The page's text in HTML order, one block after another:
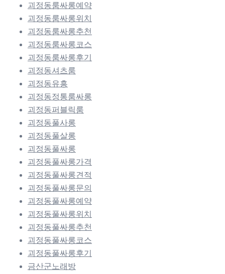
괴정동룸싸롱예약
괴정동룸싸롱위치
괴정동룸싸롱추천
괴정동룸싸롱코스
괴정동룸싸롱후기
괴정동셔츠룸
괴정동유흥
괴정동정통룸싸롱
괴정동퍼블릭룸
괴정동풀사롱
괴정동풀살롱
괴정동풀싸롱
괴정동풀싸롱가격
괴정동풀싸롱견적
괴정동풀싸롱문의
괴정동풀싸롱예약
괴정동풀싸롱위치
괴정동풀싸롱추천
괴정동풀싸롱코스
괴정동풀싸롱후기
금산군노래방